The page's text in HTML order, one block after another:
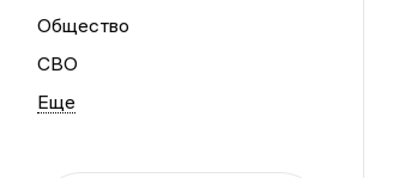
Общество
СВО